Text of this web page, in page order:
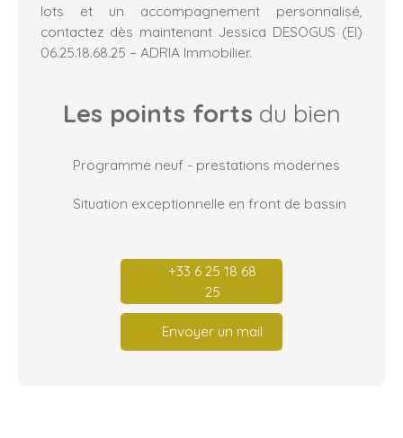
lots et un accompagnement personnalisé,
contactez dès maintenant Jessica DESOGUS (EI)
06.25.18.68.25 – ADRIA Immobilier.
Les points forts du bien
Programme neuf - prestations modernes
Situation exceptionnelle en front de bassin
+33 6 25 18 68
25
Envoyer un mail